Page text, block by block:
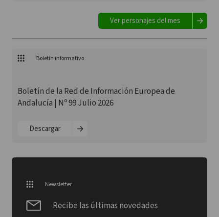
Ver personajes del mes
Boletín informativo
Boletín de la Red de Información Europea de
Andalucía | Nº 99 Julio 2026
Descargar
Newsletter
Recibe las últimas novedades